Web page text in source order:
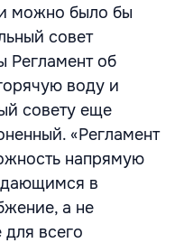
можно было бы
совет
Регламент об
воду и
совету еще
«Регламент
напрямую
в
а не
всего